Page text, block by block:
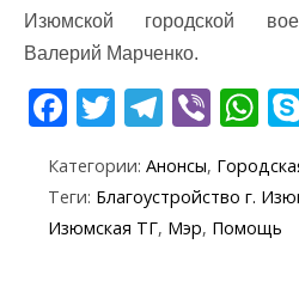
Изюмской городской
Валерий Марченко.
F
e
b
T
itt
er
T
e
gr
Vi
er
W
at
s
Категории: Анонсы,
Теги: Благоустройство г.
Изюмская ТГ, Мэр, Помощь